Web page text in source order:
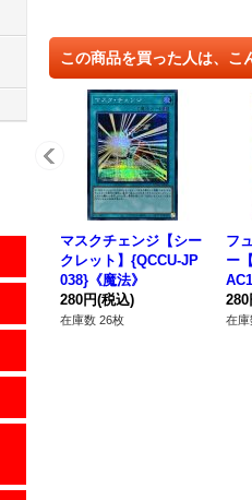
この商品を買った人は、こ
マスクチェンジ【シー
クレット】{QCCU-JP
038}《魔法》
280円(税込)
在庫数 26枚
フ
ー
280
在庫